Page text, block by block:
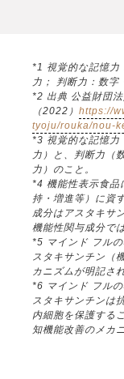
*1 視覚的な記憶力
力； 判断力：数字
*2 出典 公益財団法
（2022） https://
tyoju/rouka/nou-
*3 視覚的な記憶力
力）と、判断力（
力）のこと。
*4 機能性表示食品
持・増進等）に資
成分はアスタキサ
機能性関与成分で
*5 マインド フル
スタキサンチン（
カニズムが明記さ
*6 マインド フル
スタキサンチンは
内細胞を保護する
知機能改善のメカ